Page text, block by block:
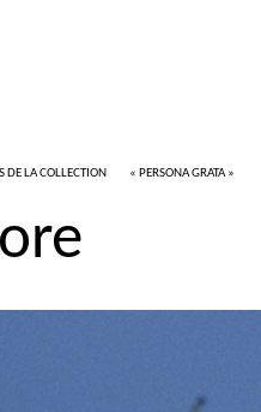
DE LA COLLECTION « PERSONA GRATA »